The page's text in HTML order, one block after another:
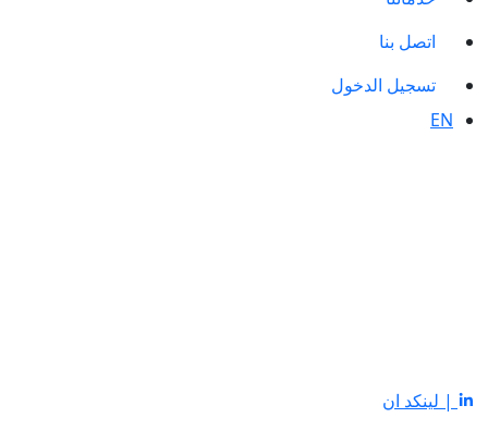
اتصل بنا
تسجيل الدخول
EN
| لينكد ان